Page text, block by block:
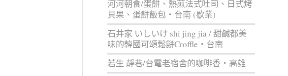
河河朝食/蛋餅、熱煎法式吐司、日式烤
貝果、蛋餅飯包‧台南 (歇業)
石井家 いしいけ shi jing jia / 甜鹹都美
味的韓國可頌鬆餅Croffle‧台南
若生 靜巷/台電老宿舍的咖啡香‧高雄